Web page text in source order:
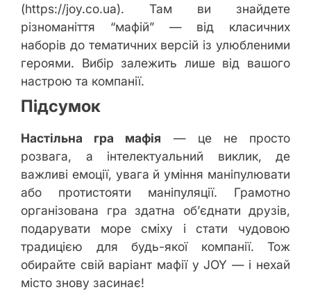
(https://joy.co.ua). Там ви знайдете
різноманіття “мафій” — від класичних
наборів до тематичних версій із улюбленими
героями. Вибір залежить лише від вашого
настрою та компанії.
Підсумок
Настільна гра мафія — це не просто
розвага, а інтелектуальний виклик, де
важливі емоції, увага й уміння маніпулювати
або протистояти маніпуляції. Грамотно
організована гра здатна об’єднати друзів,
подарувати море сміху і стати чудовою
традицією для будь-якої компанії. Тож
обирайте свій варіант мафії у JOY — і нехай
місто знову засинає!